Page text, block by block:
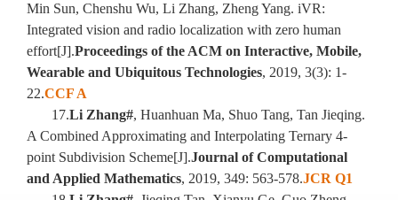
Min Sun, Chenshu Wu, Li Zhang, Zheng Yang. iVR:
Integrated vision and radio localization with zero human
effort[J].Proceedings of the ACM on Interactive, Mobile,
Wearable and Ubiquitous Technologies, 2019, 3(3): 1-
22.CCF A
17.Li Zhang#, Huanhuan Ma, Shuo Tang, Tan Jieqing.
A Combined Approximating and Interpolating Ternary 4-
point Subdivision Scheme[J].Journal of Computational
and Applied Mathematics, 2019, 349: 563-578.JCR Q1